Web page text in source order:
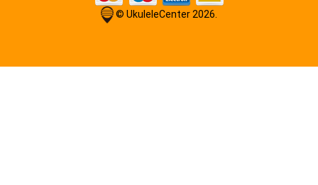
© UkuleleCenter 2026.